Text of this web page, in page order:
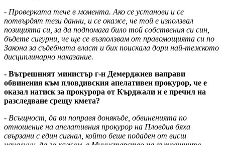
- Проверката тече в момента. Ако се установи и се
потвърдят тези данни, и се окаже, че той е използвал
позицията си, за да подпомага било той собствения си син,
бъдете сигурни, че ще се възползвам от правомощията си по
Закона за съдебната власт и бих поискала дори най-тежкото
дисциплинарно наказание.
- Вътрешният министър г-н Демерджиев направи
обвинения към пловдивския апелативен прокурор, че е
оказал натиск за прокурора от Кърджали и е пречил на
разследване срещу кмета?
- Всъщност, да ви поправя донякъде, обвиненията по
отношение на апелативния прокурор на Пловдив бяха
свързани с един сигнал, който беше подаден от висш